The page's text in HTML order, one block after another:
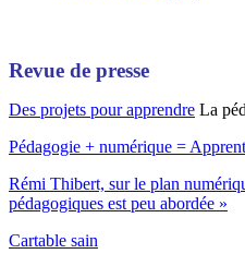
Revue de presse
Des projets pour apprendre La
Pédagogie + numérique =
Rémi Thibert, sur le plan
pédagogiques est peu abordée »
Cartable sain